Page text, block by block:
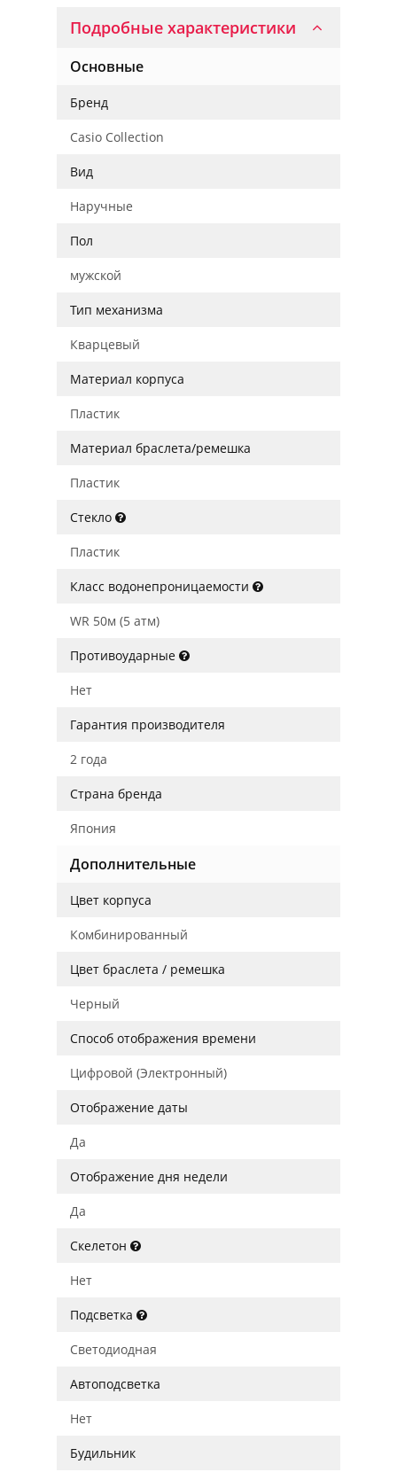
Подробные характеристики
Основные
Бренд
Casio Collection
Вид
Наручные
Пол
мужской
Тип механизма
Кварцевый
Материал корпуса
Пластик
Материал браслета/ремешка
Пластик
Стекло
Пластик
Класс водонепроницаемости
WR 50м (5 атм)
Противоударные
Нет
Гарантия производителя
2 года
Страна бренда
Япония
Дополнительные
Цвет корпуса
Комбинированный
Цвет браслета / ремешка
Черный
Способ отображения времени
Цифровой (Электронный)
Отображение даты
Да
Отображение дня недели
Да
Скелетон
Нет
Подсветка
Светодиодная
Автоподсветка
Нет
Будильник